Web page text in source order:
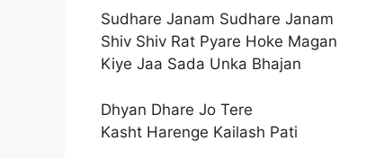
Sudhare Janam Sudhare Janam
Shiv Shiv Rat Pyare Hoke Magan
Kiye Jaa Sada Unka Bhajan
Dhyan Dhare Jo Tere
Kasht Harenge Kailash Pati